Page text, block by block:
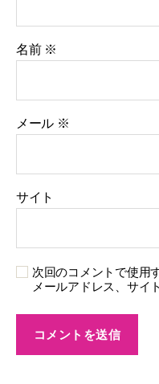
名前 ※
メール ※
サイト
次回のコメントで使用
メールアドレス、サイ